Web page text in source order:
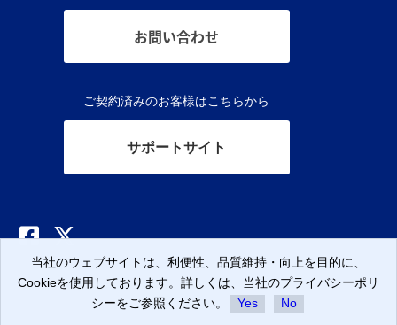
お問い合わせ
ご契約済みのお客様はこちらから
サポートサイト
© CLARA, Inc.
当社のウェブサイトは、利便性、品質維持・向上を目的に、
Cookieを使用しております。詳しくは、当社のプライバシーポリ
シーをご参照ください。
Yes No
当社のウェブサイトは、利便性、品質維持・向上を目的に、
Cookieを使用しております。詳しくは、当社のプライバシーポリ
シーをご参照ください。
Yes No
当社のウェブサイトは、利便性、品質維持・向上を目的に、
Cookieを使用しております。詳しくは、当社のプライバシーポリ
シーをご参照ください。
Yes No